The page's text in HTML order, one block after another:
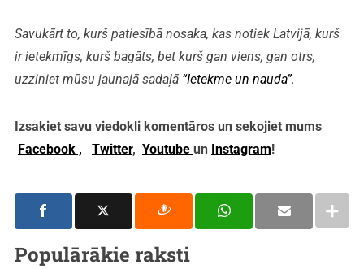
Savukārt to, kurš patiesībā nosaka, kas notiek Latvijā, kurš
ir ietekmīgs, kurš bagāts, bet kurš gan viens, gan otrs,
uzziniet mūsu jaunajā sadaļā “Ietekme un nauda”.
Izsakiet savu viedokli komentāros un sekojiet mums
Facebook ,
Twitter, Youtube un Instagram!
Populārākie raksti